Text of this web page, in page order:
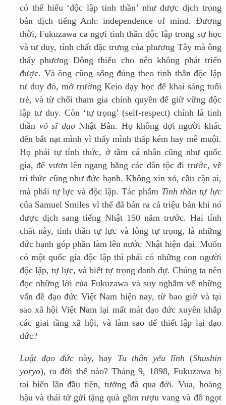
có thể hiểu ‘độc lập tinh thần’ như được dịch trong
bản dịch tiếng Anh: independence of mind. Đương
thời, Fukuzawa ca ngợi tinh thần độc lập trong sự học
và tư duy, tính chất đặc trưng của phương Tây mà ông
thấy phương Đông thiếu cho nên không phát triển
được. Và ông cũng sống đúng theo tinh thần độc lập
tư duy đó, mở trường Keio dạy học để khai sáng tuổi
trẻ, và từ chối tham gia chính quyền để giữ vững độc
lập tư duy. Còn ‘tự trọng’ (self-respect) chính là tinh
thần võ sĩ đạoNhật Bản. Họ không đợi người khác
đến bắt nạt mình vì thấy mình thấp kém hay mê muội.
Họ phải tự tỉnh thức, ở tầm cá nhân cũng như quốc
gia, để vươn lên ngang bằng các dân tộc đi trước, về
tri thức cũng như đức hạnh. Không xin xỏ, cầu cận ai,
mà phải tự lực và độc lập. Tác phẩm Tinh thần tự lực
của Samuel Smiles vì thế đã bán ra cả triệu bản khi nó
được dịch sang tiếng Nhật 150 năm trước. Hai tính
chất này, tinh thần tự lực và lòng tự trọng, là những
đức hạnh góp phần làm lên nước Nhật hiện đại. Muốn
có một quốc gia độc lập thì phải có những con người
độc lập, tự lực, và biết tự trọng danh dự. Chúng ta nên
đọc những lời của Fukuzawa và suy nghẫm về những
vấn đề đạo đức Việt Nam hiện nay, từ bao giờ và tại
sao xã hội Việt Nam lại mất mát đạo đức xuyên khắp
các giai tầng xã hội, và làm sao để thiết lập lại đạo
đức?
Luật đạo đức này, hay Tu thân yếu lĩnh (Shushin
yoryo), ra đời thế nào? Tháng 9, 1898, Fukuzawa bị
tai biến lần đầu tiên, tưởng đã qua đời. Vua, hoàng
hậu và thái tử gửi tặng quà gồm rượu vang và đồ ngọt